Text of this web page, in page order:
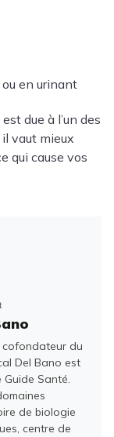
en urinant
due à l’un des
il vaut mieux
qui cause vos
cofondateur du
Del Bano est
Santé.
de biologie
centre de